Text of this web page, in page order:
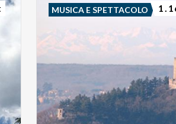
MUSICA E SPETTACOLO